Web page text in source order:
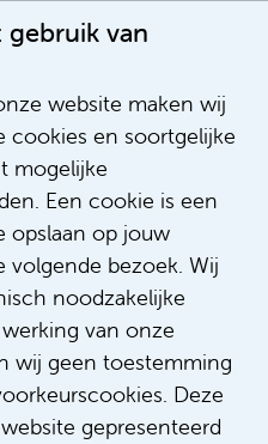
gebruik van
website maken wij
cookies en soortgelijke
mogelijke
Een cookie is een
opslaan op jouw
volgende bezoek. Wij
noodzakelijke
van onze
wij geen toestemming
Deze
gepresenteerd